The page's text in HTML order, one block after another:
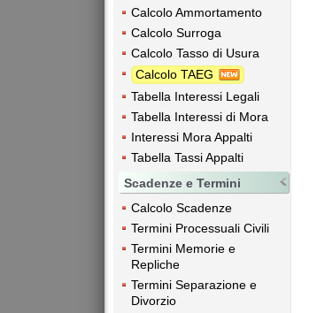
Calcolo Ammortamento
Calcolo Surroga
Calcolo Tasso di Usura
Calcolo TAEG
Tabella Interessi Legali
Tabella Interessi di Mora
Interessi Mora Appalti
Tabella Tassi Appalti
Scadenze e Termini
Calcolo Scadenze
Termini Processuali Civili
Termini Memorie e
Repliche
Termini Separazione e
Divorzio